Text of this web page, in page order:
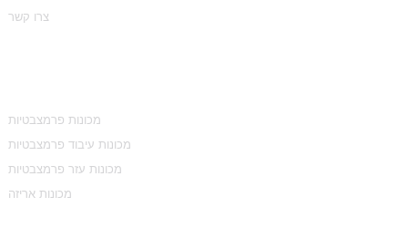
צרו קשר
מכונות פרמצבטיות
מכונות עיבוד פרמצבטיות
מכונות עזר פרמצבטיות
מכונות אריזה